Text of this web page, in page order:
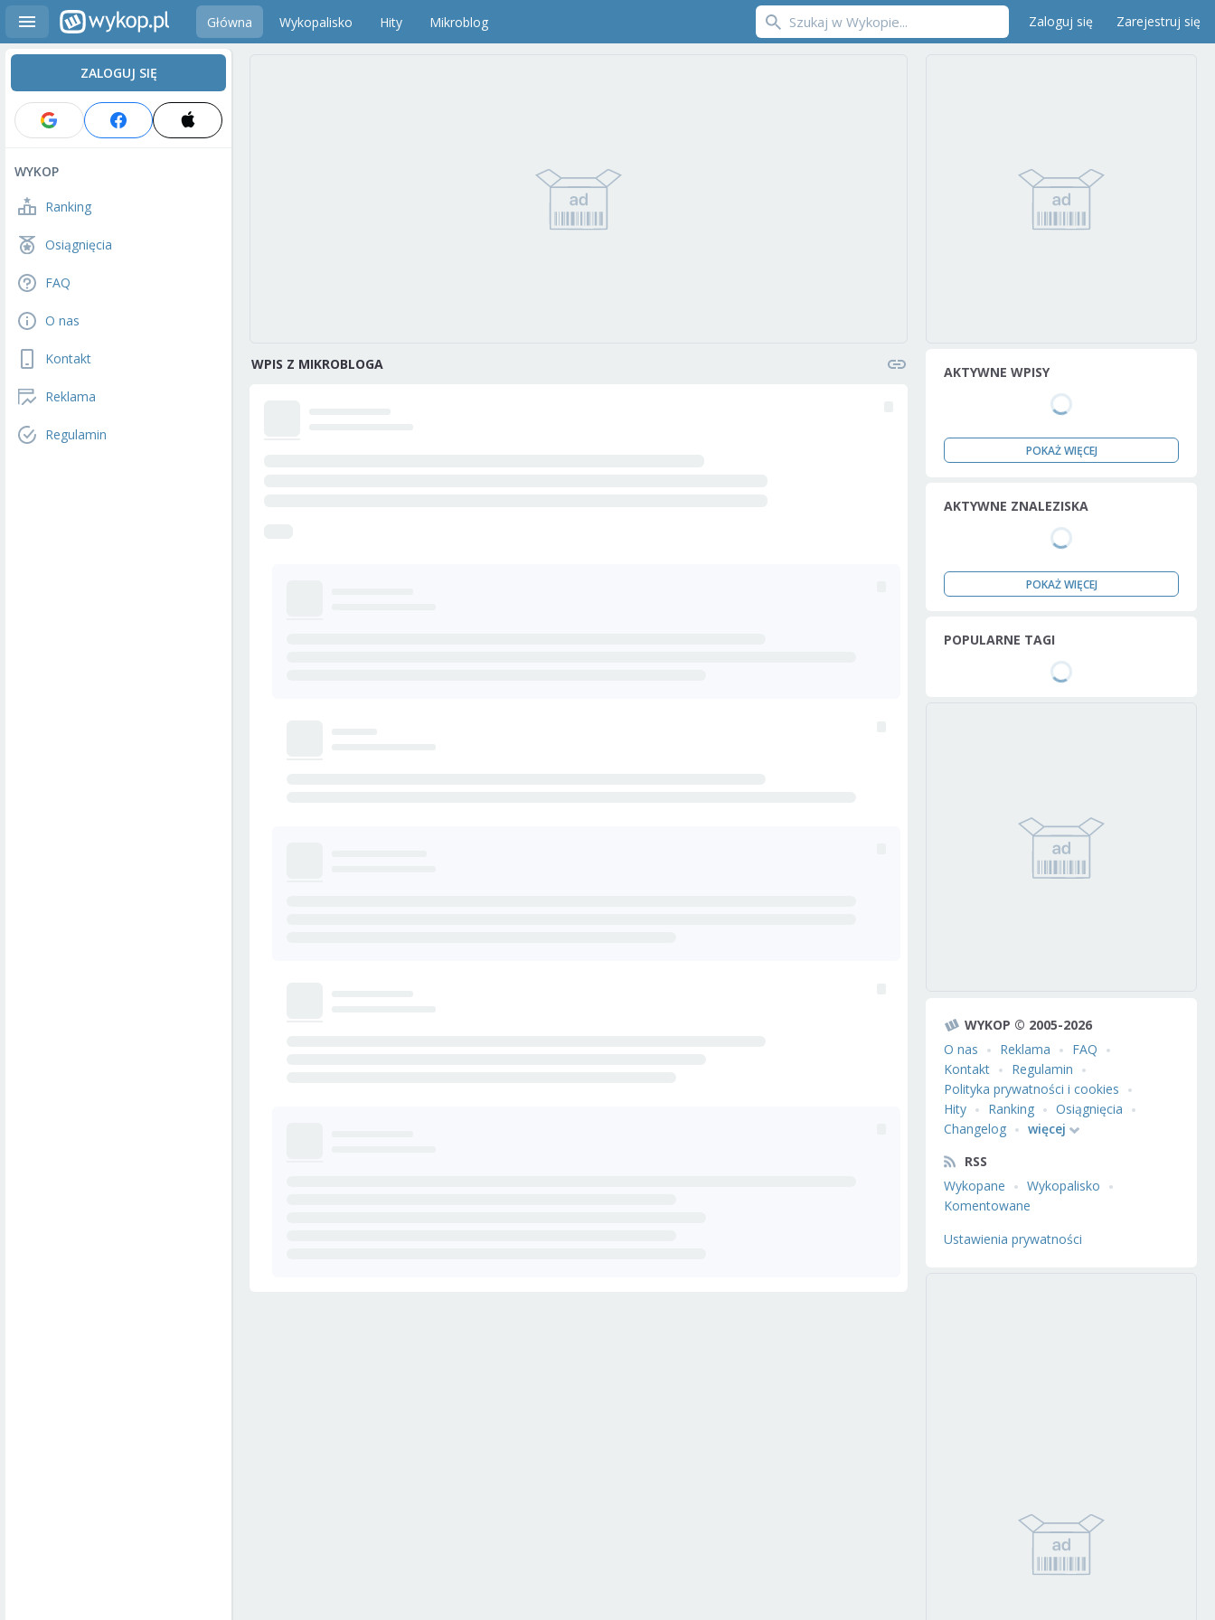
Główna Wykopalisko Hity Mikroblog Zaloguj się Zarejestruj się
ZALOGUJ SIĘ
WYKOP
Ranking
Osiągnięcia
FAQ
O nas
Kontakt
Reklama
Regulamin
WPIS Z MIKROBLOGA AKTYWNE WPISY
POKAŻ WIĘCEJ
AKTYWNE ZNALEZISKA
POKAŻ WIĘCEJ
POPULARNE TAGI
WYKOP © 2005-2026
O nas
Reklama
FAQ
Kontakt
Regulamin
Polityka prywatności i cookies
Hity
Ranking
Osiągnięcia
Changelog
więcej
RSS
Wykopane
Wykopalisko
Komentowane
Ustawienia prywatności